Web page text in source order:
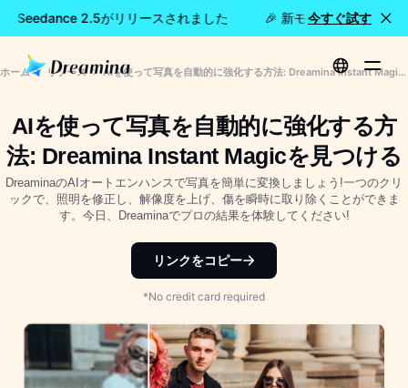
Seedance 2.5がリリースされました 🎉 新モデル公開：
今すぐ試す
ホーム リソース AIを使って写真を自動的に強化する方法: Dreamina Instant Magicを見つける
AIを使って写真を自動的に強化する方
法: Dreamina Instant Magicを見つける
DreaminaのAIオートエンハンスで写真を簡単に変換しましょう!一つのクリ
ックで、照明を修正し、解像度を上げ、傷を瞬時に取り除くことができま
す。今日、Dreaminaでプロの結果を体験してください!
リンクをコピー
*No credit card required